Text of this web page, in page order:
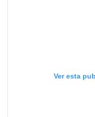
Ver esta